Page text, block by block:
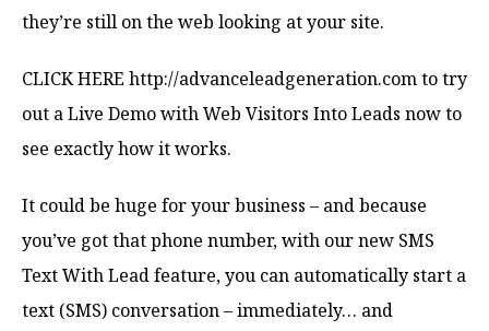
they’re still on the web looking at your site.
CLICK HERE http://advanceleadgeneration.com to try
out a Live Demo with Web Visitors Into Leads now to
see exactly how it works.
It could be huge for your business – and because
you’ve got that phone number, with our new SMS
Text With Lead feature, you can automatically start a
text (SMS) conversation – immediately… and